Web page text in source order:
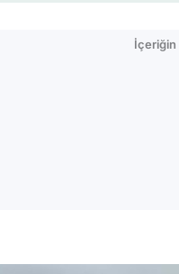
İçeriğin